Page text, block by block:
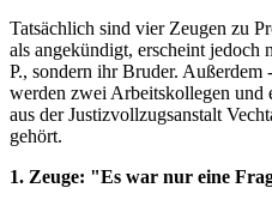
Tatsächlich sind vier Zeugen zu
als angekündigt, erscheint jedoch
P., sondern ihr Bruder.
werden zwei Arbeitskollegen und
aus der Justizvollzugsanstalt
gehört.
1. Zeuge: "Es war nur eine